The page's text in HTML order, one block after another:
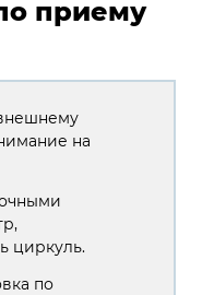
приему
на
циркуль.
по